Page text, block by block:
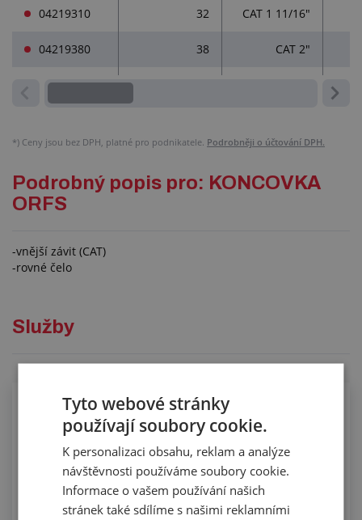
04219310 32 CAT 1 11/16"
04219380 38 CAT 2"
*) Ceny jsou bez DPH, platné pro podnikatele. Podrobněji o účtování DPH.
Podrobný popis pro: KONCOVKA
ORFS
-vnější závit (CAT)
-rovné čelo
Služby
Osazování hydraulických hadic
Tyto webové stránky
používají soubory cookie.
K personalizaci obsahu, reklam a analýze
návštěvnosti používáme soubory cookie.
Informace o vašem používání našich
stránek také sdílíme s našimi reklamními